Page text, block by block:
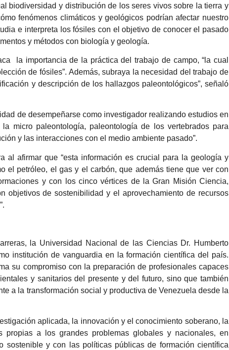
biodiversidad y distribución de los seres vivos sobre la tierra y
fenómenos climáticos y geológicos podrían afectar nuestro
e interpreta los fósiles con el objetivo de conocer el pasado
y métodos con biología y geología.
la importancia de la práctica del trabajo de campo, “la cual
de fósiles”. Además, subraya la necesidad del trabajo de
y descripción de los hallazgos paleontológicos”, señaló
de desempeñarse como investigador realizando estudios en
micro paleontología, paleontología de los vertebrados para
y las interacciones con el medio ambiente pasado”.
al afirmar que “esta información es crucial para la geología y
el petróleo, el gas y el carbón, que además tiene que ver con
y con los cinco vértices de la Gran Misión Ciencia,
objetivos de sostenibilidad y el aprovechamiento de recursos
la Universidad Nacional de las Ciencias Dr. Humberto
institución de vanguardia en la formación científica del país.
su compromiso con la preparación de profesionales capaces
y sanitarios del presente y del futuro, sino que también
a la transformación social y productiva de Venezuela desde la
aplicada, la innovación y el conocimiento soberano, la
propias a los grandes problemas globales y nacionales, en
sostenible y con las políticas públicas de formación científica